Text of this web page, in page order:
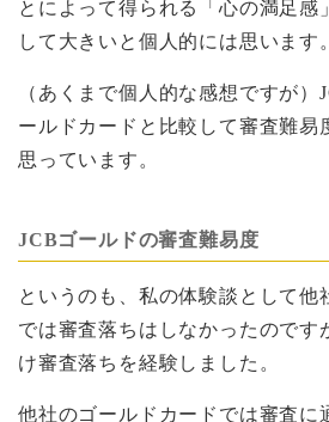
とによって得られる「心の満足感
して大きいと個人的には思います。
（あくまで個人的な感想ですが
ールドカードと比較して審査難易
思っています。
JCBゴールドの審査難易度
というのも、私の体験談として他
では審査落ちはしなかったのです
け審査落ちを経験しました。
他社のゴールドカードでは審査に